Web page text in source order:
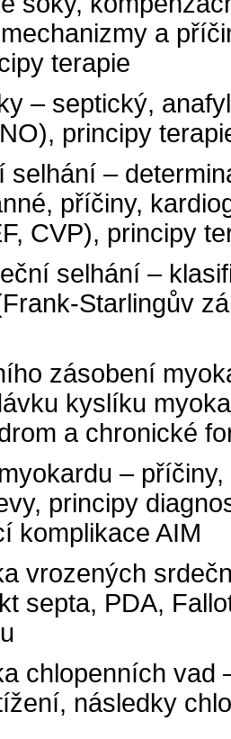
a
terapie
– septický,
principy
selhání –
příčiny,
CVP), principy
selhání –
Starlingův
zásobení
kyslíku
a chronické
–
principy
komplikace AIM
vrozených
septa, PDA,
chlopenních
následky